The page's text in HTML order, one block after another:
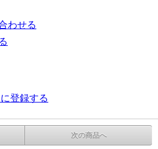
わせる
登録する
次の商品へ